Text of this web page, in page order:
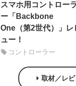
スマホ用コントローラ
ー「Backbone
One（第2世代）」レ
ュー！
コントローラー
取材／レ